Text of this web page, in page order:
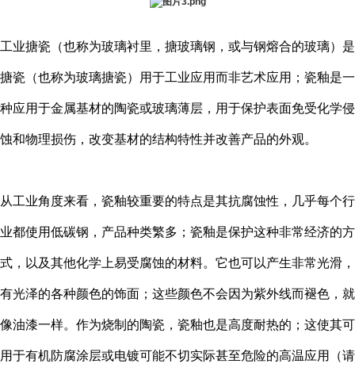
工业搪瓷（也称为玻璃衬里，搪玻璃钢，或与钢熔合的玻璃）是
搪瓷（也称为玻璃搪瓷）用于工业应用而非艺术应用；瓷釉是一
种应用于金属基材的陶瓷或玻璃薄层，用于保护表面免受化学侵
蚀和物理损伤，改变基材的结构特性并改善产品的外观。
从工业角度来看，瓷釉较重要的特点是其抗腐蚀性，几乎每个行
业都使用低碳钢，产品种类繁多；瓷釉是保护这种非常经济的方
式，以及其他化学上易受腐蚀的材料。它也可以产生非常光滑，
有光泽的各种颜色的饰面；这些颜色不会因为紫外线而褪色，就
像油漆一样。作为烧制的陶瓷，瓷釉也是高度耐热的；这使其可
用于有机防腐涂层或电镀可能不切实际甚至危险的高温应用（请